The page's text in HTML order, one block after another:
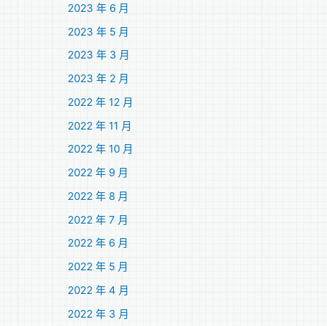
2023 年 6 月
2023 年 5 月
2023 年 3 月
2023 年 2 月
2022 年 12 月
2022 年 11 月
2022 年 10 月
2022 年 9 月
2022 年 8 月
2022 年 7 月
2022 年 6 月
2022 年 5 月
2022 年 4 月
2022 年 3 月